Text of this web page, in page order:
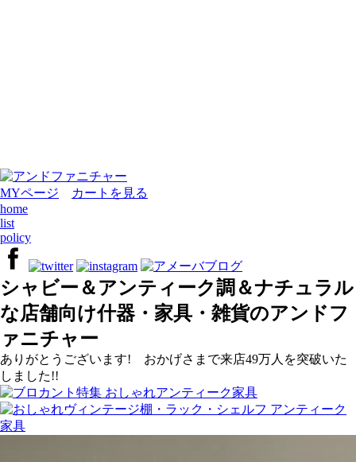
MYページ
カートを見る
home
list
policy
シャビー＆アンティーク調＆ナチュラル
な店舗向け什器・家具・雑貨のアンドフ
ァニチャー
ありがとうございます! おかげさまで来店49万人を突破いた
しました!!